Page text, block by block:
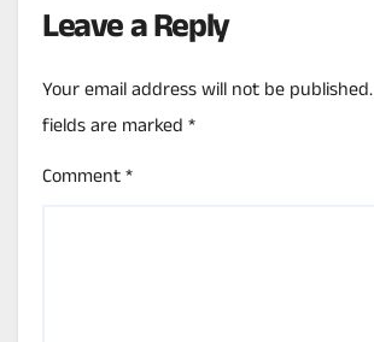
Leave a Reply
Your email address will not be published.
fields are marked*
Comment*